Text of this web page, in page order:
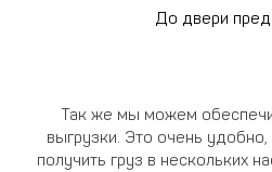
До двери
Так же мы можем
выгрузки. Это очень
получить груз в нескольких